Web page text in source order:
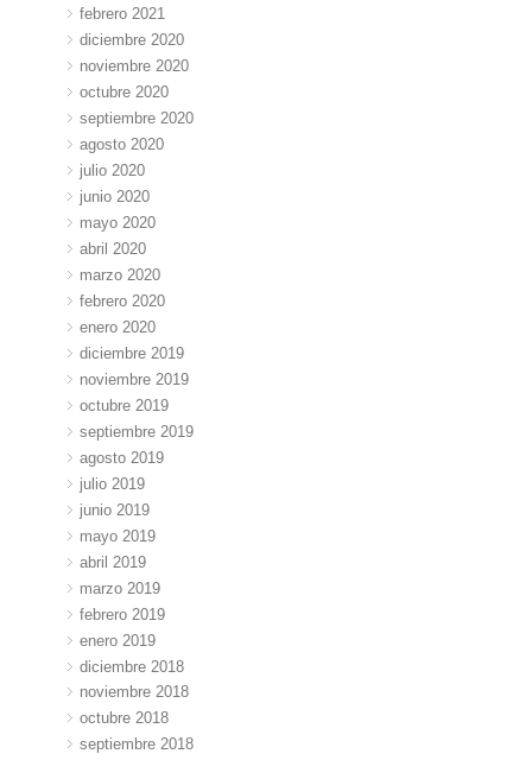
febrero 2021
diciembre 2020
noviembre 2020
octubre 2020
septiembre 2020
agosto 2020
julio 2020
junio 2020
mayo 2020
abril 2020
marzo 2020
febrero 2020
enero 2020
diciembre 2019
noviembre 2019
octubre 2019
septiembre 2019
agosto 2019
julio 2019
junio 2019
mayo 2019
abril 2019
marzo 2019
febrero 2019
enero 2019
diciembre 2018
noviembre 2018
octubre 2018
septiembre 2018